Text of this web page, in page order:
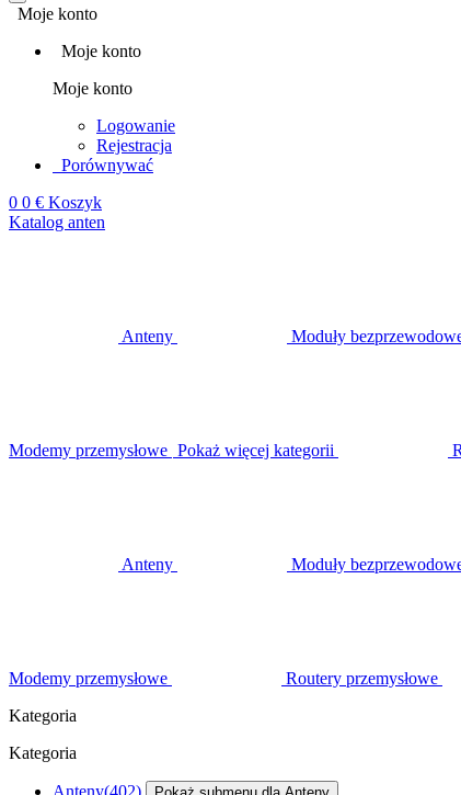
Moje konto
Moje konto
Moje konto
Logowanie
Rejestracja
Porównywać
0 0 € Koszyk
Katalog anten
Anteny Moduły
Modemy przemysłowe Pokaż więcej kategorii
Anteny Moduły
Modemy przemysłowe Routery przemysłowe
Kategoria
Kategoria
Anteny(402)